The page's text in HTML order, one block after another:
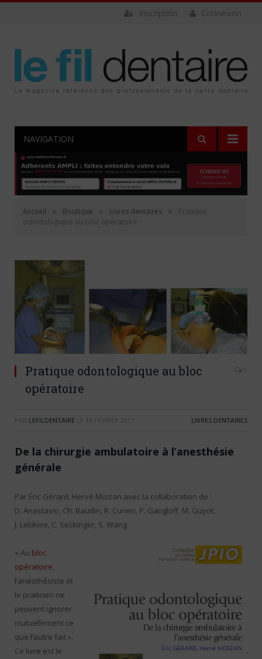
Connexion
Inscription
NAVIGATION
Accueil » Boutique » Livres dentaires »
Pratique
odontologique au bloc opératoire
Pratique odontologique au bloc
opératoire
0
PAR LEFILDENTAIRE LE 14 FÉVRIER 2011 LIVRES DENTAIRES
De la chirurgie ambulatoire à l’anesthésie
générale
Par Éric Gérard, Hervé Moizan avec la collaboration de :
D. Anastasio, Ch. Baudin, R. Curien, P. Gangloff, M. Guyot,
J. Lelièvre, C. Seckinger, S. Wang
« Au bloc
opératoire,
l’anesthésiste et
le praticien ne
peuvent ignorer
mutuellement ce
que l’autre fait ».
Ce livre est le